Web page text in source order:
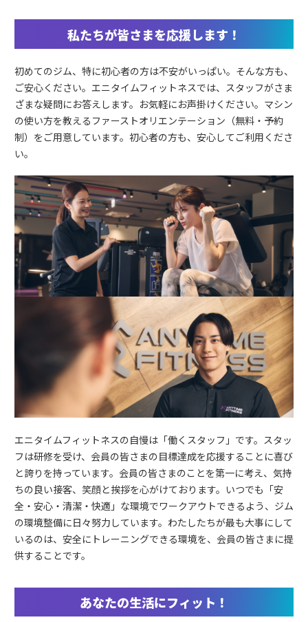
私たちが皆さまを応援します！
初めてのジム、特に初心者の方は不安がいっぱい。そんな方も、
ご安心ください。エニタイムフィットネスでは、スタッフがさま
ざまな疑問にお答えします。お気軽にお声掛けください。マシン
の使い方を教えるファーストオリエンテーション（無料・予約
制）をご用意しています。初心者の方も、安心してご利用くださ
い。
エニタイムフィットネスの自慢は「働くスタッフ」です。スタッ
フは研修を受け、会員の皆さまの目標達成を応援することに喜び
と誇りを持っています。会員の皆さまのことを第一に考え、気持
ちの良い接客、笑顔と挨拶を心がけております。いつでも「安
全・安心・清潔・快適」な環境でワークアウトできるよう、ジム
の環境整備に日々努力しています。わたしたちが最も大事にして
いるのは、安全にトレーニングできる環境を、会員の皆さまに提
供することです。
あなたの生活にフィット！